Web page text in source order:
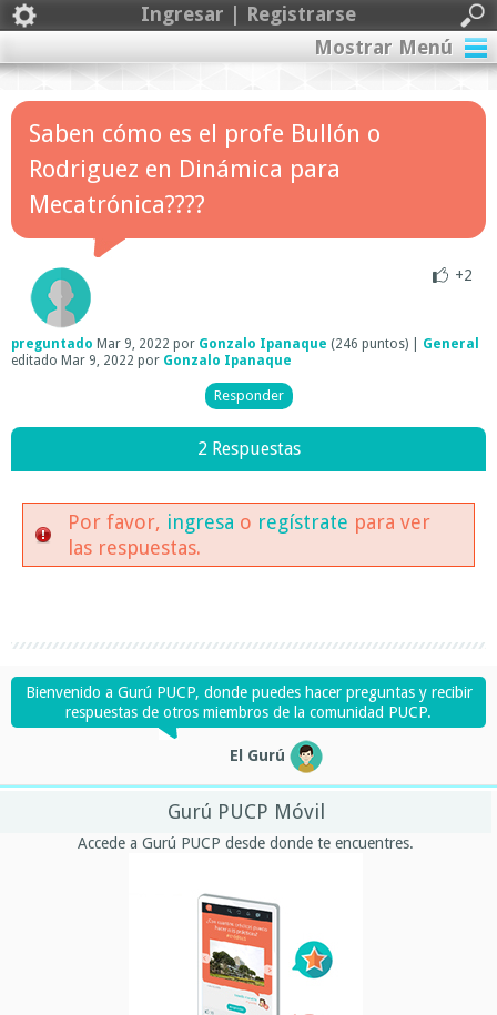
Ingresar | Registrarse
Mostrar Menú
Saben cómo es el profe Bullón o
Rodriguez en Dinámica para
Mecatrónica????
+2
preguntado Mar 9, 2022 por Gonzalo Ipanaque (246 puntos)
General
editado Mar 9, 2022 por Gonzalo Ipanaque
2 Respuestas
Por favor, ingresa o regístrate para ver
las respuestas.
Bienvenido a Gurú PUCP, donde puedes hacer preguntas y recibir
respuestas de otros miembros de la comunidad PUCP.
El Gurú
Gurú PUCP Móvil
Accede a Gurú PUCP desde donde te encuentres.